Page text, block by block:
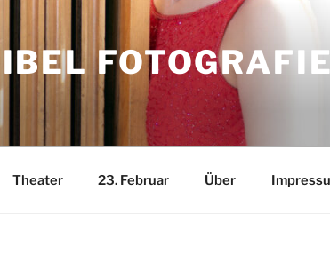
FOTOGRAFIE
Theater 23. Februar Über